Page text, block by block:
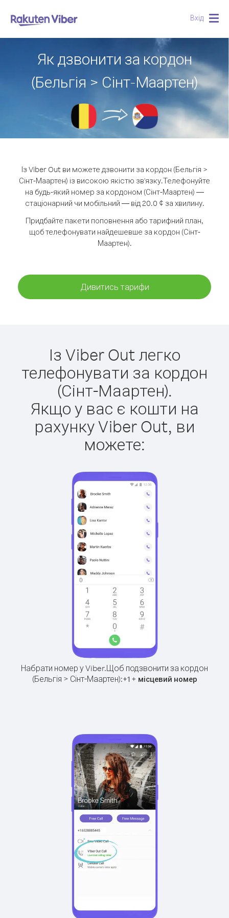
Вхід
Як дзвонити за кордон
(Бельгія > Сінт-Маартен)
Із Viber Out ви можете дзвонити за кордон (Бельгія >
Сінт-Маартен) із високою якістю зв'язку.Телефонуйте
на будь-який номер за кордоном (Сінт-Маартен) —
стаціонарний чи мобільний — від 20.0 ¢ за хвилину.
Придбайте пакети поповнення або тарифний план,
щоб телефонувати найдешевше за кордон (Сінт-
Маартен).
Дивитись тарифи
Із Viber Out легко
телефонувати за кордон
(Сінт-Маартен).
Якщо у вас є кошти на
рахунку Viber Out, ви
можете:
Набрати номер у Viber.Щоб подзвонити за кордон
(Бельгія > Сінт-Маартен):+1+ місцевий номер